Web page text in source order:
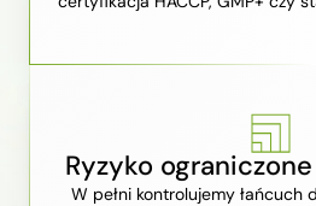
Ryzyko
W pełni kontrolujemy łańcuch